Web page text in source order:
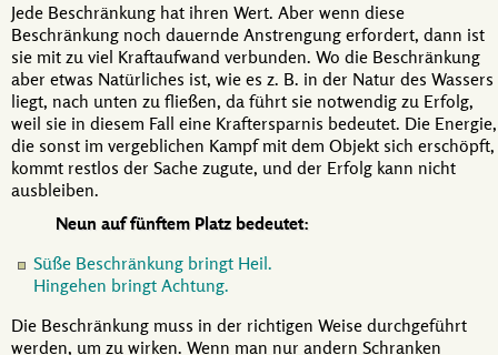
Jede Beschränkung hat ihren Wert. Aber wenn diese
Beschränkung noch dauernde Anstrengung erfordert, dann ist
sie mit zu viel Kraftaufwand verbunden. Wo die Beschränkung
aber etwas Natürliches ist, wie es z. B. in der Natur des Wassers
liegt, nach unten zu fließen, da führt sie notwendig zu Erfolg,
weil sie in diesem Fall eine Kraftersparnis bedeutet. Die Energie,
die sonst im vergeblichen Kampf mit dem Objekt sich erschöpft,
kommt restlos der Sache zugute, und der Erfolg kann nicht
ausbleiben.
Neun auf fünftem Platz bedeutet:
Süße Beschränkung bringt Heil.
Hingehen bringt Achtung.
Die Beschränkung muss in der richtigen Weise durchgeführt
werden, um zu wirken. Wenn man nur andern Schranken